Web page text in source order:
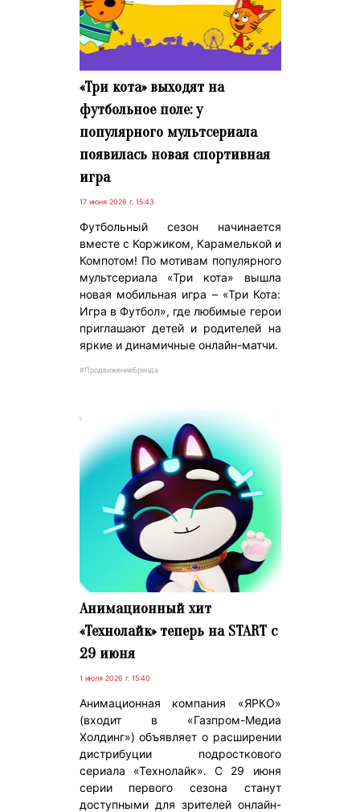
«Три кота» выходят на
футбольное поле: у
популярного мультсериала
появилась новая спортивная
игра
17 июня 2026 г. 15:43
Футбольный сезон начинается
вместе с Коржиком, Карамелькой и
Компотом! По мотивам популярного
мультсериала «Три кота» вышла
новая мобильная игра – «Три Кота:
Игра в Футбол», где любимые герои
приглашают детей и родителей на
яркие и динамичные онлайн-матчи.
#ПродвижениеБренда
Анимационный хит
«Технолайк» теперь на START с
29 июня
1 июля 2026 г. 15:40
Анимационная компания «ЯРКО»
(входит в «Газпром-Медиа
Холдинг») объявляет о расширении
дистрибуции подросткового
сериала «Технолайк». С 29 июня
серии первого сезона станут
доступными для зрителей онлайн-